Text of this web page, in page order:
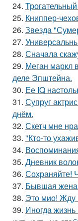
24.
25. Книппер-
26. Звезда
27.
28. Сначала
29. Меган маркл
деле Эпштейна.
30. Ее IQ
31. Супруг
днём.
32. Скетч мне
33. "Кто-то
34.
35. Дневник
36. Сохраняйте!
37. Бывшая жена
38. Это мио! Жду
39. Иногда